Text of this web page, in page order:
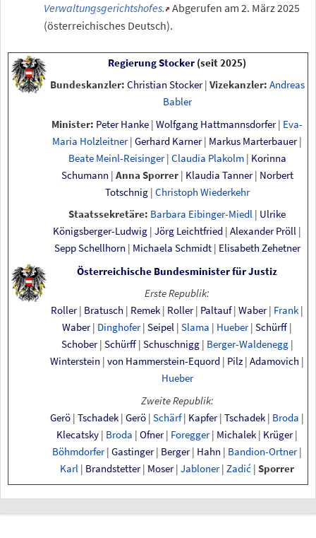
Verwaltungsgerichtshofes.
Abgerufen am 2. März 2025
(österreichisches Deutsch).
Regierung Stocker (seit 2025)
Bundeskanzler: Christian Stocker | Vizekanzler: Andreas
Babler
Minister: Peter Hanke | Wolfgang Hattmannsdorfer | Eva-
Maria Holzleitner | Gerhard Karner | Markus Marterbauer |
Beate Meinl-Reisinger | Claudia Plakolm | Korinna
Schumann | Anna Sporrer | Klaudia Tanner | Norbert
Totschnig | Christoph Wiederkehr
Staatssekretäre: Barbara Eibinger-Miedl | Ulrike
Königsberger-Ludwig | Jörg Leichtfried | Alexander Pröll |
Sepp Schellhorn | Michaela Schmidt | Elisabeth Zehetner
Österreichische Bundesminister für Justiz
Erste Republik:
Roller | Bratusch | Remek | Roller | Paltauf | Waber | Frank |
Waber | Dinghofer | Seipel | Slama | Hueber | Schürff |
Schober | Schürff | Schuschnigg | Berger-Waldenegg |
Winterstein | von Hammerstein-Equord | Pilz | Adamovich |
Hueber
Zweite Republik:
Gerö | Tschadek | Gerö | Schärf | Kapfer | Tschadek | Broda |
Klecatsky | Broda | Ofner | Foregger | Michalek | Krüger |
Böhmdorfer | Gastinger | Berger | Hahn | Bandion-Ortner |
Karl | Brandstetter | Moser | Jabloner | Zadić | Sporrer